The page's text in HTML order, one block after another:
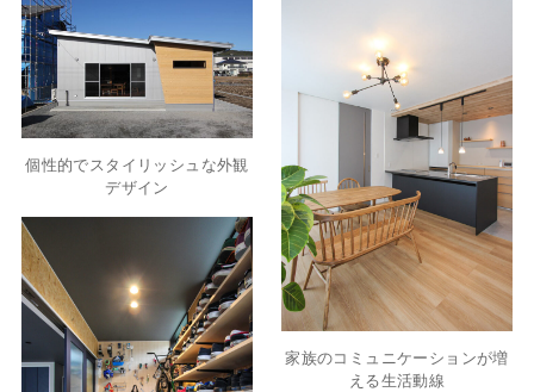
個性的でスタイリッシュな外観
デザイン
家族のコミュニケーションが増
える生活動線